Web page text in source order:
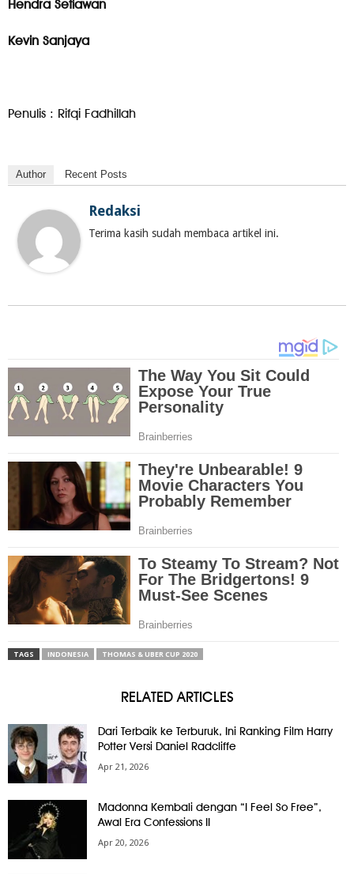
Hendra Setiawan
Kevin Sanjaya
Penulis : Rifqi Fadhillah
Author Recent Posts
Redaksi
Terima kasih sudah membaca artikel ini.
TAGS INDONESIA THOMAS & UBER CUP 2020
RELATED ARTICLES
Dari Terbaik ke Terburuk, Ini Ranking Film Harry
Potter Versi Daniel Radcliffe
Apr 21, 2026
Madonna Kembali dengan “I Feel So Free”,
Awal Era Confessions II
Apr 20, 2026